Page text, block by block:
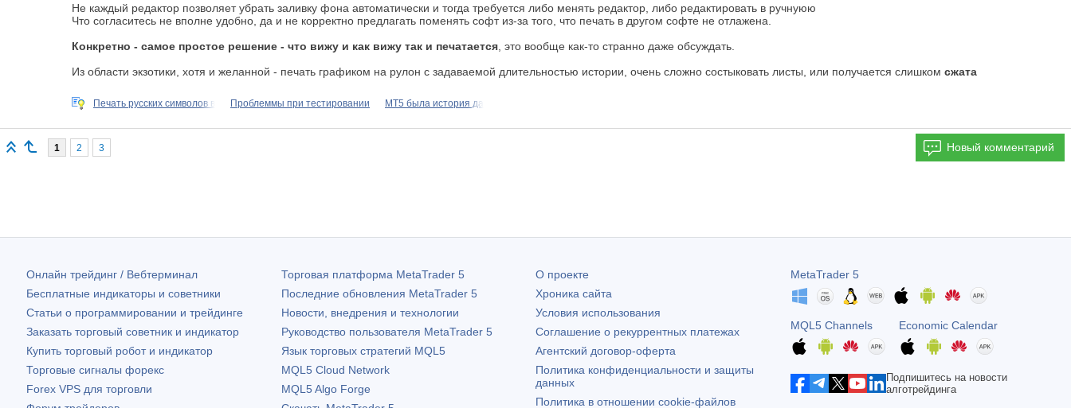
Не каждый редактор позволяет убрать заливку фона автоматически и тогда требуется либо менять редактор, либо редактировать в ручнуюю
Что согласитесь не вполне удобно, да и не корректно предлагать поменять софт из-за того, что печать в другом софте не отлажена.
Конкретно - самое простое решение - что вижу и как вижу так и печатается , это вообще как-то странно даже обсуждать.
Из области экзотики, хотя и желанной - печать графиком на рулон с задаваемой длительностью истории, очень сложно состыковать листы, или получается слишком сжата
Печать русских символов в Проблеммы при тестировании MT5 была история да
1 2 3 Новый комментарий
Онлайн трейдинг / Вебтерминал
Бесплатные индикаторы и советники
Статьи о программировании и трейдинге
Заказать торговый советник и индикатор
Купить торговый робот и индикатор
Торговые сигналы форекс
Forex VPS для торговли
Торговая платформа MetaTrader 5
Последние обновления MetaTrader 5
Новости, внедрения и технологии
Руководство пользователя MetaTrader 5
Язык торговых стратегий MQL5
MQL5 Cloud Network
MQL5 Algo Forge
О проекте
Хроника сайта
Условия использования
Соглашение о рекуррентных платежах
Агентский договор-оферта
Политика конфиденциальности и защиты
данных
Политика в отношении cookie-файлов
MetaTrader 5
MQL5 Channels Economic Calendar
Подпишитесь на новости
алготрейдинга